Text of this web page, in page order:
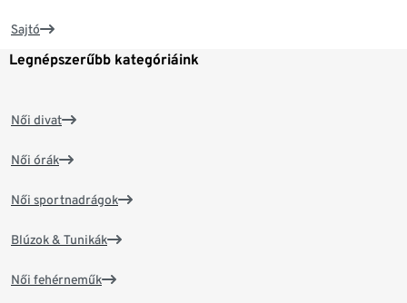
Sajtó
Legnépszerűbb kategóriáink
Női divat
Női órák
Női sportnadrágok
Blúzok & Tunikák
Női fehérneműk